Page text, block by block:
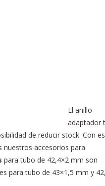
El anillo
adaptador
de reducir stock. Con
nuestros accesorios para
para tubo de 42,4×2 mm son
para tubo de 43×1,5 mm y